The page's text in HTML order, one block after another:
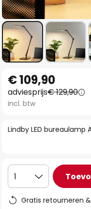
naar
het
begin
de
Lindby LED bureaulamp
€ 109,90
adviesprijs€ 129,90
incl. btw
1
Gratis retourneren